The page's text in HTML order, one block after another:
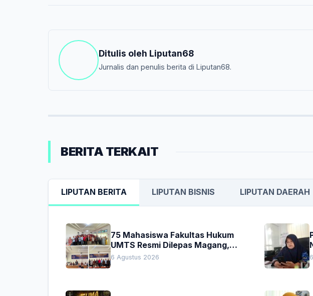
Ditulis oleh Liputan68
Jurnalis dan penulis berita di Liputan68.
BERITA TERKAIT
LIPUTAN BERITA LIPUTAN BISNIS LIPUTAN DAERAH
75 Mahasiswa Fakultas Hukum
UMTS Resmi Dilepas Magang,
Dekan Titip Empat Pesan
6 Agustus 2026